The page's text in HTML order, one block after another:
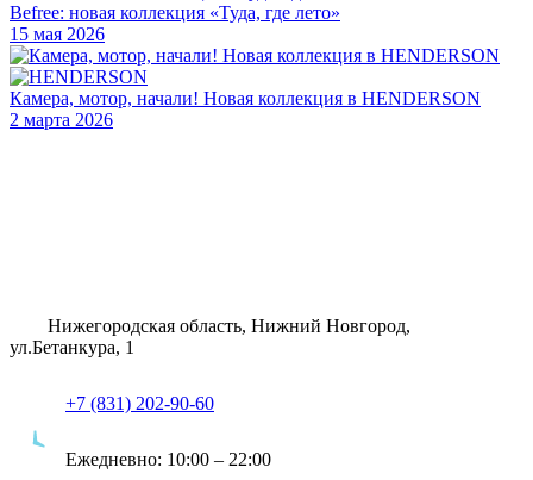
Befree: новая коллекция «Туда, где лето»
15 мая 2026
Камера, мотор, начали! Новая коллекция в HENDERSON
2 марта 2026
Нижегородская область, Нижний Новгород,
ул.Бетанкура, 1
+7 (831) 202-90-60
Ежедневно: 10:00 – 22:00